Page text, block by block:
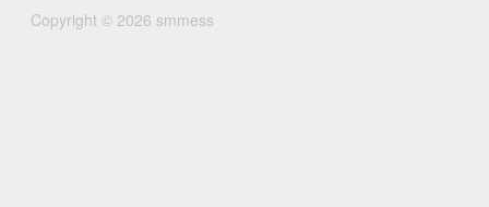
Copyright © 2026 smmess